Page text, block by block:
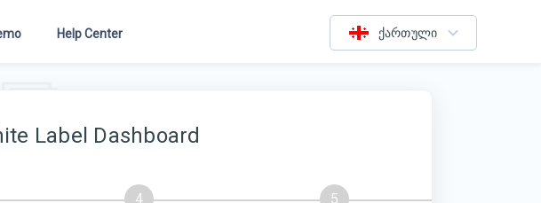
Help Center ქართული
Label Dashboard